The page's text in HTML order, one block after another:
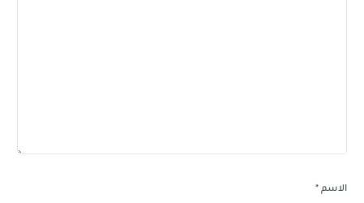
الاسم *